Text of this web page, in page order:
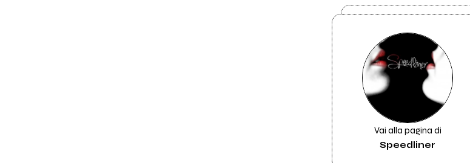
Vai alla pagina di
Speedliner